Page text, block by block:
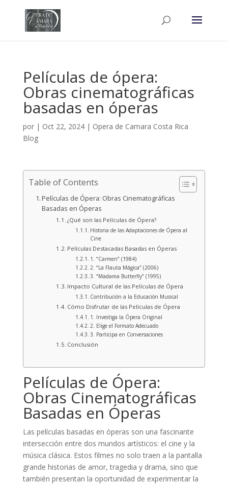
Películas de ópera:
Obras cinematográficas
basadas en óperas
por | Oct 22, 2024| Opera de Camara Costa Rica
Blog
Table of Contents
Películas de Ópera: Obras Cinematográficas
Basadas en Óperas
¿Qué son las Películas de Ópera?
Historia de las Adaptaciones de Ópera al
Cine
Películas Destacadas Basadas en Óperas
1. “Carmen” (1984)
2. “La Flauta Mágica” (2006)
3. “Madama Butterfly” (1995)
Impacto Cultural de las Películas de Ópera
Contribución a la Educación Musical
Cómo Disfrutar de las Películas de Ópera
1. Investiga la Ópera Original
2. Elige el Formato Adecuado
3. Participa en Conversaciones
Conclusión
Películas de Ópera:
Obras Cinematográficas
Basadas en Óperas
Las películas basadas en óperas son una fascinante
intersección entre dos mundos artísticos: el cine y la
música clásica. Estos filmes no solo traen a la pantalla
grande historias de amor, tragedia y drama, sino que
también presentan la oportunidad de experimentar la